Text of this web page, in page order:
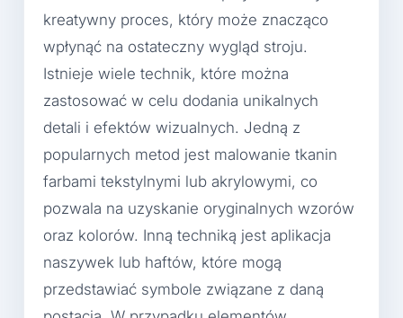
kreatywny proces, który może znacząco
wpłynąć na ostateczny wygląd stroju.
Istnieje wiele technik, które można
zastosować w celu dodania unikalnych
detali i efektów wizualnych. Jedną z
popularnych metod jest malowanie tkanin
farbami tekstylnymi lub akrylowymi, co
pozwala na uzyskanie oryginalnych wzorów
oraz kolorów. Inną techniką jest aplikacja
naszywek lub haftów, które mogą
przedstawiać symbole związane z daną